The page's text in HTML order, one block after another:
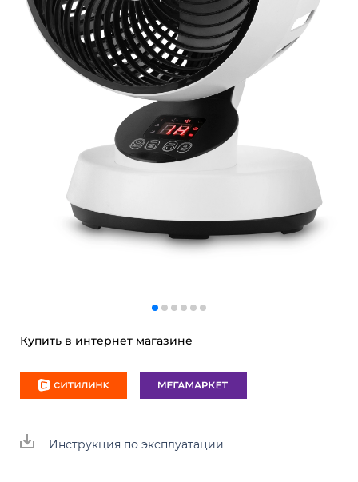
Купить в интернет магазине
Инструкция по эксплуатации